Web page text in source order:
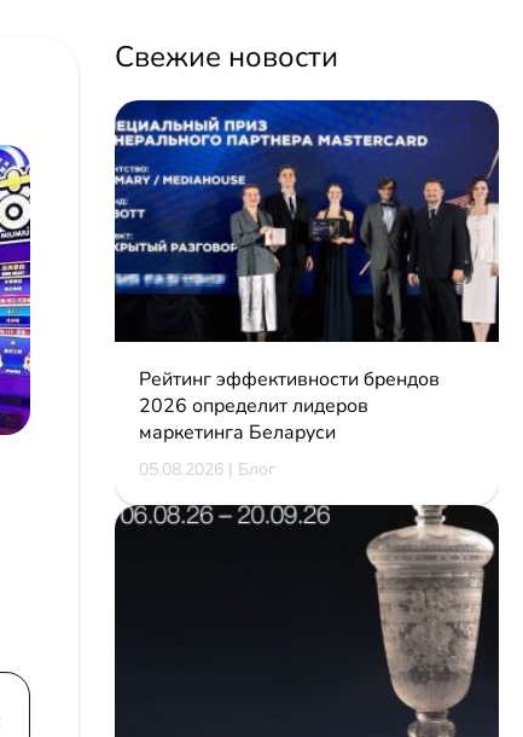
Свежие новости
Рейтинг эффективности брендов
2026 определит лидеров
маркетинга Беларуси
05.08.2026 | Блог